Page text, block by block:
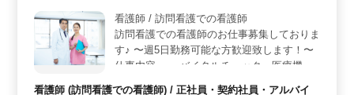
看護師 / 訪問看護での看護師
訪問看護での看護師のお仕事募集しておりま
す♪ 〜週5日勤務可能な方歓迎致します！〜
仕事内容・ →バイタルチェック、医療機器
看護師 (訪問看護での看護師) / 正社員・契約社員・アルバイ